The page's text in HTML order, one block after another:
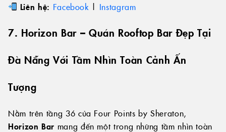
Liên hệ: Facebook | Instagram
7. Horizon Bar – Quán Rooftop Bar Đẹp Tại
Đà Nẵng Với Tầm Nhìn Toàn Cảnh Ấn
Tượng
Nằm trên tầng 36 của Four Points by Sheraton,
Horizon Bar mang đến một trong những tầm nhìn toàn